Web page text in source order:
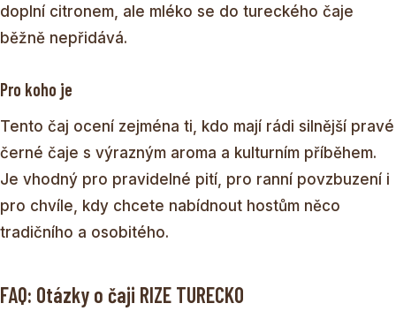
doplní citronem, ale mléko se do tureckého čaje
běžně nepřidává.
Pro koho je
Tento čaj ocení zejména ti, kdo mají rádi silnější pravé
černé čaje s výrazným aroma a kulturním příběhem.
Je vhodný pro pravidelné pití, pro ranní povzbuzení i
pro chvíle, kdy chcete nabídnout hostům něco
tradičního a osobitého.
FAQ: Otázky o čaji RIZE TURECKO